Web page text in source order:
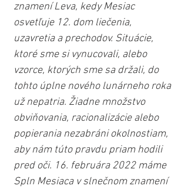
znamení Leva, kedy Mesiac
osvetľuje 12. dom liečenia,
uzavretia a prechodov. Situácie,
ktoré sme si vynucovali, alebo
vzorce, ​​ktorých sme sa držali, do
tohto úplne nového lunárneho roka
už nepatria. Žiadne množstvo
obviňovania, racionalizácie alebo
popierania nezabráni okolnostiam,
aby nám túto pravdu priam hodili
pred oči. 16. februára 2022 máme
Spln Mesiaca v slnečnom znamení